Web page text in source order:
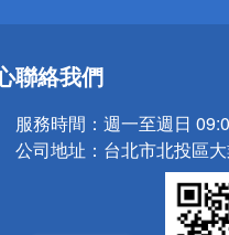
聯絡我們
服務時間： 週一至週日
公司地址： 台北市北投區